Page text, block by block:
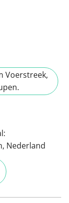
Voerstreek,
Nederland